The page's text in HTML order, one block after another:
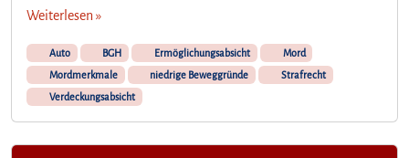
Weiterlesen »
Auto BGH Ermöglichungsabsicht
Mord
Mordmerkmale
niedrige Beweggründe
Strafrecht
Verdeckungsabsicht